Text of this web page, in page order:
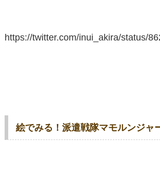
https://twitter.com/inui_akira/status/
絵でみる！派遣戦隊マモルンジャ